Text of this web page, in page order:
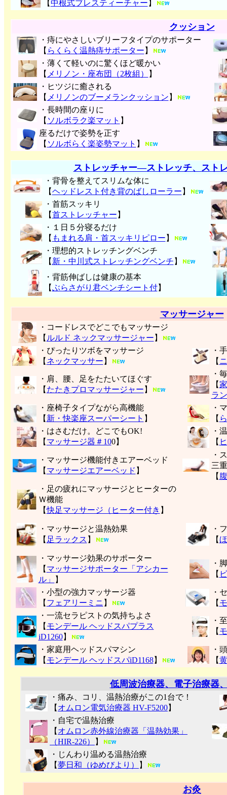
【中根式ブレスティーチャー 】
クッション
・痔にやさしいブリーフタイプのサポーター
【 らくらく温熱痔サポーター 】
・薄くて軽いのに驚くほど暖かい
【 メリノン・座布団（2枚組）
】
・ヒツジに癒される
【 メリノンのブーメランクッション 】
・長時間の座りに
【 ソルボラク楽マット 】
座るだけで姿勢を正す
【 ソルボらく楽姿勢マット 】
ストレッチャー―ストレッチ、スト
・背骨を整えてスリムな体に
【ヘッドレスト付き背のばしローラー 】
・首筋スッキリ
【首ストレッチャー 】
・１日５分寝るだけ
【 もまれる肩・首スッキリピロー 】
・理想的ストレッチングベンチ
【 新・中川式ストレッチングベンチ 】
・背筋伸ばしは健康の基本
【ぶらさがり君ベンチシート付】
マッサージャー
・コードレスでどこでもマッサージ
【 ルルド ネックマッサージャー 】
・ぴったりツボをマッサージ
【 ネックマッサー 】
・
【
・肩、腰、足をたたいてほぐす
【 たたきプロマッサージャー 】
・
【
ラ
・座椅子タイプながら高機能
【 新・快楽座スーパーシート 】
・
【
・はさむだけ。どこでもOK!
【 マッサージ器＃100】
・
【
・マッサージ機能付きエアーベッド
【 マッサージエアーベッド 】
・
三
【
・足の疲れにマッサージとヒーターの
Ｗ機能
【快足マッサージ（ヒーター付き 】
・マッサージと温熱効果
【 足ラックス 】
・
【
・マッサージ効果のサポーター
【 マッサージサポーター「アシカー
ル」
】
・
【
・小型の強力マッサージ器
【 フェアリーミニ 】
・
【
・一流セラピストの気持ちよさ
【 モンデール ヘッドスパプラス
iD1260】
・
【
・家庭用ヘッドスパマシン
【 モンデール ヘッドスパiD1168】
・
【
低周波治療器、電子治療器
・痛み、コリ、温熱治療がこの1台で！
【 オムロン電気治療器 HV-F5200】
・自宅で温熱治療
【 オムロン赤外線治療器「温熱効果」
（HIR-226）
】
・じんわり温める温熱治療
【夢日和（ゆめびより） 】
お灸